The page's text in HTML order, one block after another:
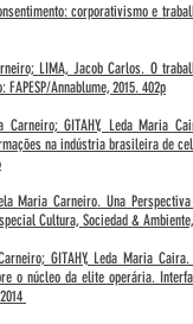
corporativismo e
LIMA, Jacob Carlos. O
Annablume, 2015. 402p
GITAHY, Leda Maria
na indústria brasileira de
Maria Carneiro. Una
Cultura, Sociedad &
GITAHY, Leda Maria
o núcleo da elite operária.